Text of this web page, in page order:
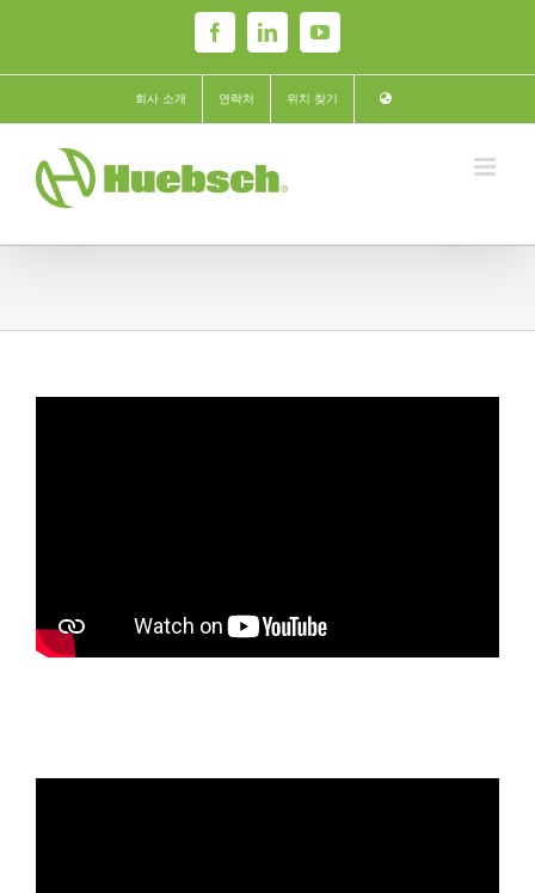
content
FacebookLinkedInYouTube
회사 소개 연락처 위치 찾기